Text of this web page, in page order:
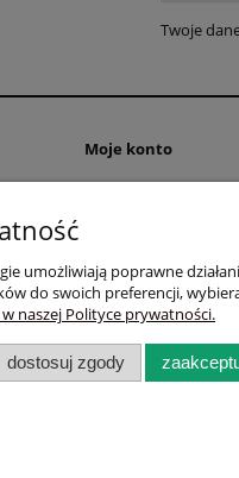
Twoje
kurs
Kaaral
Moje konto
umożliwiają poprawne
do swoich preferencji,
naszej Polityce prywatności.
dostosuj zgody